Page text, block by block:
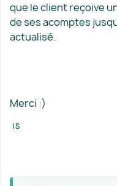
que le client reçoive
de ses acomptes
actualisé.
Merci :)
IS